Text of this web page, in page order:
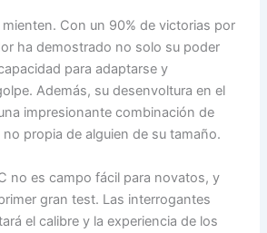
Con un 90% de victorias por
ha demostrado no solo su poder
para adaptarse y
Además, su desenvoltura en el
impresionante combinación de
propia de alguien de su tamaño.
no es campo fácil para novatos, y
gran test. Las interrogantes
el calibre y la experiencia de los